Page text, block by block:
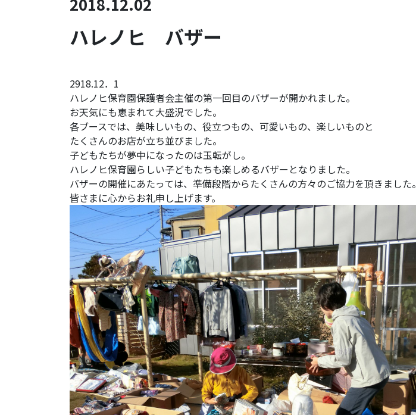
ハレノヒ バザー
2918.12．1
ハレノヒ保育園保護者会主催の第一回目のバザーが開かれました。
お天気にも恵まれて大盛況でした。
各ブースでは、美味しいもの、役立つもの、可愛いもの、楽しいものと
たくさんのお店が立ち並びました。
子どもたちが夢中になったのは玉転がし。
ハレノヒ保育園らしい子どもたちも楽しめるバザーとなりました。
バザーの開催にあたっては、準備段階からたくさんの方々のご協力を頂きました。
皆さまに心からお礼申し上げます。